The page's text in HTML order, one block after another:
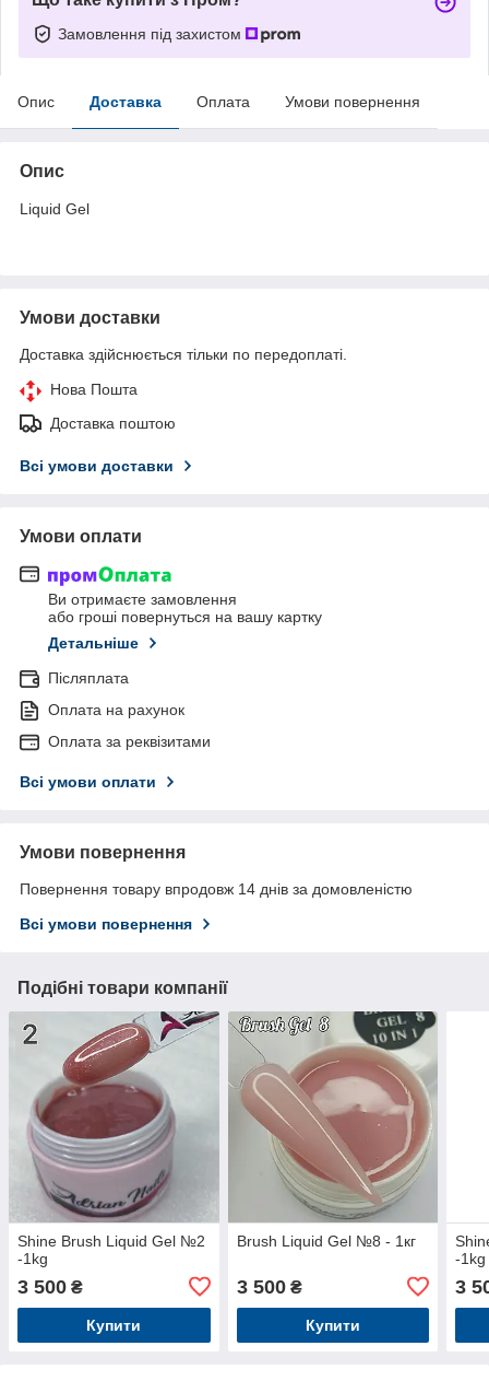
Замовлення під захистом
Опис Доставка Оплата Умови повернення
Опис
Liquid Gel
Умови доставки
Доставка здійснюється тільки по передоплаті.
Нова Пошта
Доставка поштою
Всі умови доставки
Умови оплати
Ви отримаєте замовлення
або гроші повернуться на вашу картку
Детальніше
Післяплата
Оплата на рахунок
Оплата за реквізитами
Всі умови оплати
Умови повернення
Повернення товару впродовж 14 днів за домовленістю
Всі умови повернення
Подібні товари компанії
Shine Brush Liquid Gel №2
-1kg
3 500 ₴
Купити
Brush Liquid Gel №8 - 1кг
3 500₴
Купити
-1kg
3